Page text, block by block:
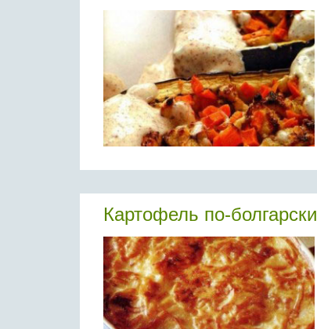
Картофель по-болгарски